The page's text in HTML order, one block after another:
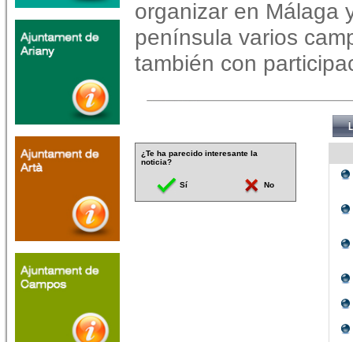
organizar en Málaga
península varios
también con
¿Te ha parecido interesante la
noticia?
Sí No